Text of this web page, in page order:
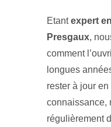
Etantexpert
Presgaux,
comment
longues
rester à jour
connaissance,
régulièrement